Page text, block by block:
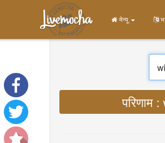
मेन्यू